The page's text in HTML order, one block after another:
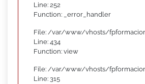
Line: 252
Function: _error_handler
File: /var/www/vhosts/
Line: 434
Function: view
File: /var/www/vhosts/
Line: 315